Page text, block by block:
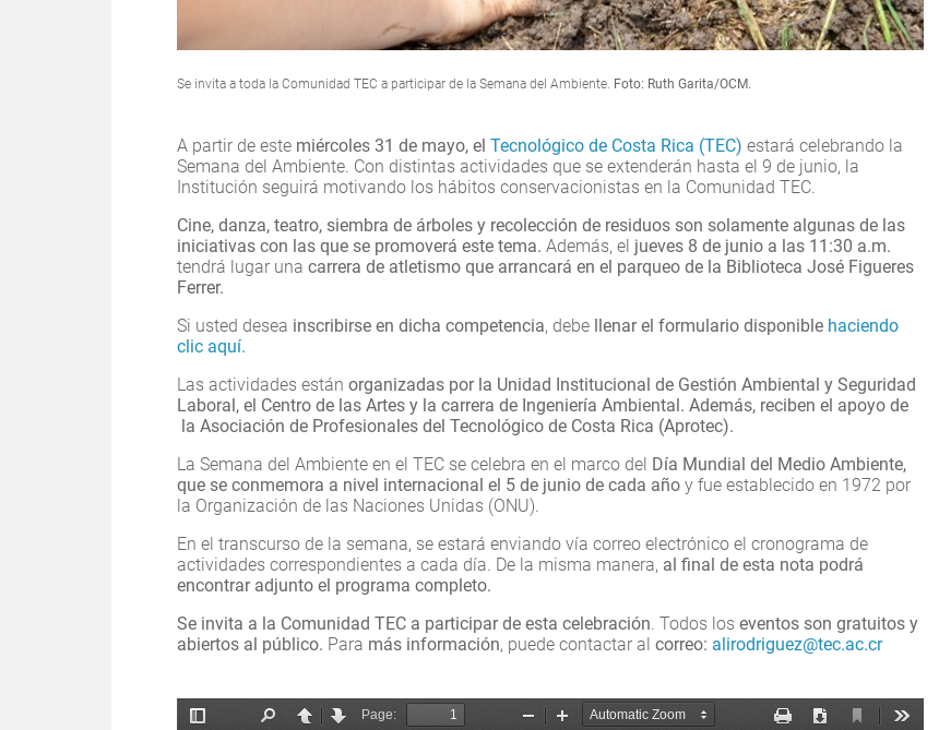
Se invita a toda la Comunidad TEC a participar de la Semana del Ambiente. Foto: Ruth Garita/OCM.
A partir de este miércoles 31 de mayo, el Tecnológico de Costa Rica (TEC) estará celebrando la
Semana del Ambiente. Con distintas actividades que se extenderán hasta el 9 de junio, la
Institución seguirá motivando los hábitos conservacionistas en la Comunidad TEC.
Cine, danza, teatro, siembra de árboles y recolección de residuos son solamente algunas de las
iniciativas con las que se promoverá este tema. Además, el jueves 8 de junio a las 11:30 a.m.
tendrá lugar una carrera de atletismo que arrancará en el parqueo de la Biblioteca José Figueres
Ferrer.
Si usted desea inscribirse en dicha competencia, debe llenar el formulario disponible haciendo
clic aquí.
Las actividades están organizadas por la Unidad Institucional de Gestión Ambiental y Seguridad
Laboral, el Centro de las Artes y la carrera de Ingeniería Ambiental. Además, reciben el apoyo de
la Asociación de Profesionales del Tecnológico de Costa Rica (Aprotec).
La Semana del Ambiente en el TEC se celebra en el marco del Día Mundial del Medio Ambiente,
que se conmemora a nivel internacional el 5 de junio de cada año y fue establecido en 1972 por
la Organización de las Naciones Unidas (ONU).
En el transcurso de la semana, se estará enviando vía correo electrónico el cronograma de
actividades correspondientes a cada día. De la misma manera, al final de esta nota podrá
encontrar adjunto el programa completo.
Se invita a la Comunidad TEC a participar de esta celebración. Todos los eventos son gratuitos y
abiertos al público. Para más información, puede contactar al correo: alirodriguez@tec.ac.cr